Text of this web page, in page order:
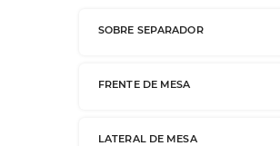
SOBRE SEPARADOR
FRENTE DE MESA
LATERAL DE MESA